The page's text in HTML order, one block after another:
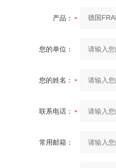
产品：
您的单位：
您的姓名：
联系电话：
常用邮箱：